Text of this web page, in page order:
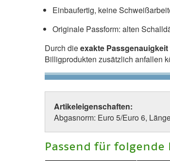
Einbaufertig, keine
Originale Passform: alten
Durch dieexakte Passgenauigkeit
Billigprodukten zusätzlich anfallen
Artikeleigenschaften:
Abgasnorm: Euro 5/Euro 6,
Passend für folgende